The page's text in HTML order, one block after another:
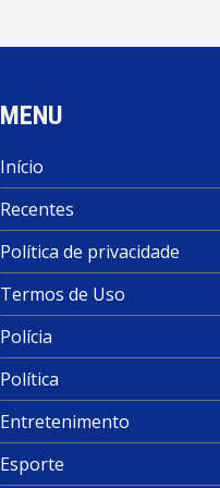
MENU
Início
Recentes
Política de privacidade
Termos de Uso
Polícia
Política
Entretenimento
Esporte